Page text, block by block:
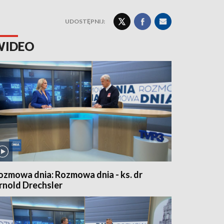
UDOSTĘPNIJ:
dnia: Rozmowa dnia - ks. dr
Drechsler